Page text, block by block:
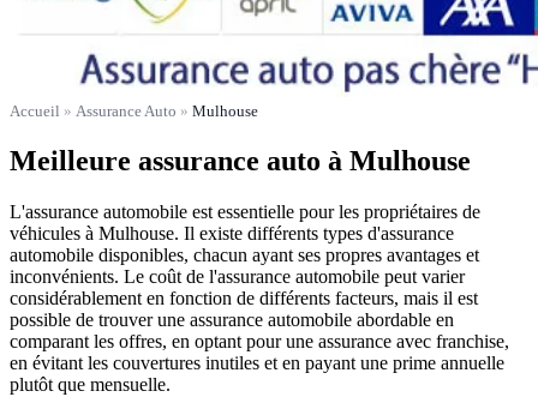
Accueil » Assurance Auto » Mulhouse
Meilleure assurance auto à Mulhouse
L'assurance automobile est essentielle pour les propriétaires de
véhicules à Mulhouse. Il existe différents types d'assurance
automobile disponibles, chacun ayant ses propres avantages et
inconvénients. Le coût de l'assurance automobile peut varier
considérablement en fonction de différents facteurs, mais il est
possible de trouver une assurance automobile abordable en
comparant les offres, en optant pour une assurance avec franchise,
en évitant les couvertures inutiles et en payant une prime annuelle
plutôt que mensuelle.